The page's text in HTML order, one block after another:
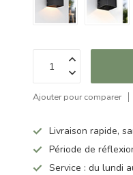
Ajouter pour comparer
Livraison rapide,
Période de
Service : du lundi